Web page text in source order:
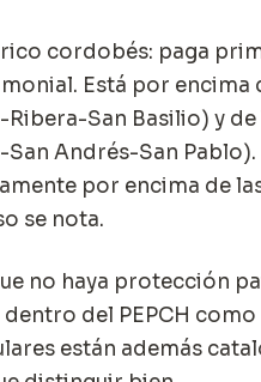
cordobés: paga
Está por encima
San Basilio) y
Andrés-San
por encima de
se nota.
no haya protección
dentro del PEPCH como
están además